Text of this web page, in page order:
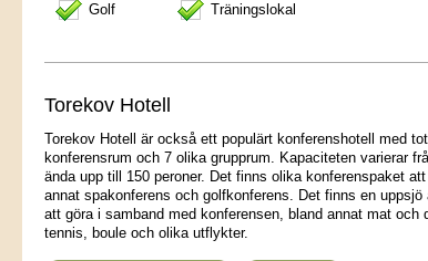
Golf
Träningslokal
Torekov Hotell
Torekov Hotell är också ett populärt konferenshotell med
konferensrum och 7 olika grupprum. Kapaciteten varierar
ända upp till 150 peroner. Det finns olika konferenspaket
annat spakonferens och golfkonferens. Det finns en
att göra i samband med konferensen, bland annat mat och
tennis, boule och olika utflykter.